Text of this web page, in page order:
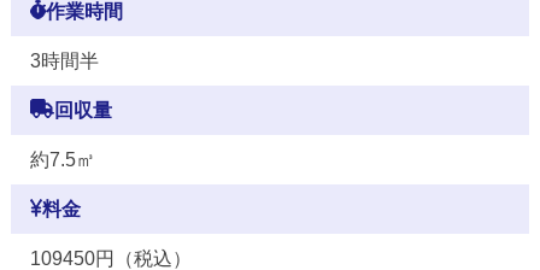
作業時間
3時間半
回収量
約7.5㎥
料金
109450円（税込）